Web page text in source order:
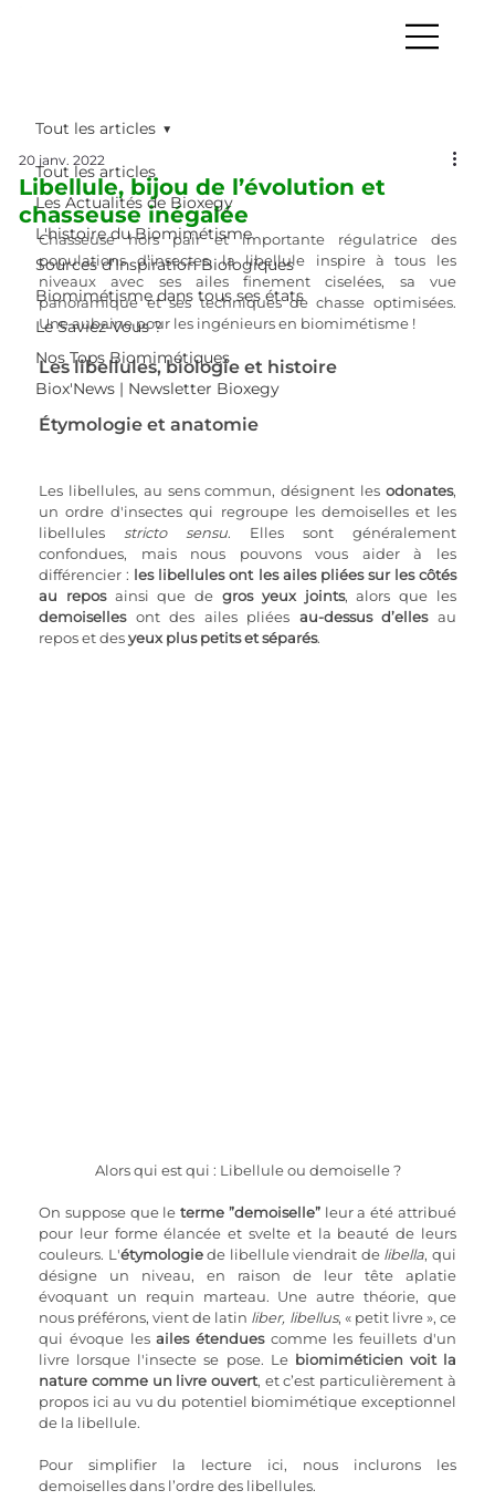
Tout les articles
Les Actualités de Bioxegy
L'histoire du Biomimétisme
Sources d’Inspiration Biologiques
Biomimétisme dans tous ses états
Le Saviez-Vous ?
Nos Tops Biomimétiques
Biox'News | Newsletter Bioxegy
Tout les articles
Libellule, bijou de l’évolution et
chasseuse inégalée
20 janv. 2022
Chasseuse hors pair et importante régulatrice des
populations d’insectes, la libellule inspire à tous les
niveaux avec ses ailes finement ciselées, sa vue
panoramique et ses techniques de chasse optimisées.
Une aubaine pour les ingénieurs en biomimétisme !
Les libellules, biologie et histoire
Étymologie et anatomie
Les libellules, au sens commun, désignent les odonates,
un ordre d'insectes qui regroupe les demoiselles et les
libellules stricto sensu. Elles sont généralement
confondues, mais nous pouvons vous aider à les
différencier : les libellules ont les ailes pliées sur les côtés
au repos ainsi que de gros yeux joints
, alors que les
demoiselles ont des ailes pliées au-dessus d’elles au
repos et des yeux plus petits et séparés.
Alors qui est qui : Libellule ou demoiselle ?
On suppose que le terme ”demoiselle” leur a été attribué
pour leur forme élancée et svelte et la beauté de leurs
couleurs. L'étymologie de libellule viendrait de libella, qui
désigne un niveau, en raison de leur tête aplatie
évoquant un requin marteau. Une autre théorie, que
nous préférons, vient de latin liber, libellus, « petit livre », ce
qui évoque les ailes étendues comme les feuillets d'un
livre lorsque l'insecte se pose. Le biomiméticien voit la
nature comme un livre ouvert, et c’est particulièrement à
propos ici au vu du potentiel biomimétique exceptionnel
de la libellule.
Pour simplifier la lecture ici, nous inclurons les
demoiselles dans l’ordre des libellules.